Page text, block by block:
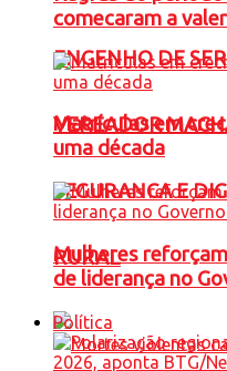
ENGENHO DE
VEREADOR
SEGURANCA E
RURAL
comecaram a
Matrículas em
uma década
Mulheres
de liderança no
Política